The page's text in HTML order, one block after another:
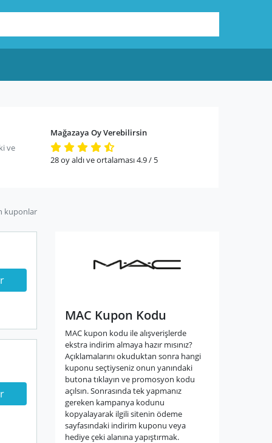
Mağazaya Oy Verebilirsin
28oy aldı ve ortalaması4.9/ 5
ve
kuponlar
MAC Kupon Kodu
MAC kupon kodu ile alışverişlerde
ekstra indirim almaya hazır mısınız?
Açıklamalarını okuduktan sonra hangi
kuponu seçtiyseniz onun yanındaki
butona tıklayın ve promosyon kodu
açılsın. Sonrasında tek yapmanız
gereken kampanya kodunu
kopyalayarak ilgili sitenin ödeme
sayfasındaki indirim kuponu veya
hediye çeki alanına yapıştırmak.